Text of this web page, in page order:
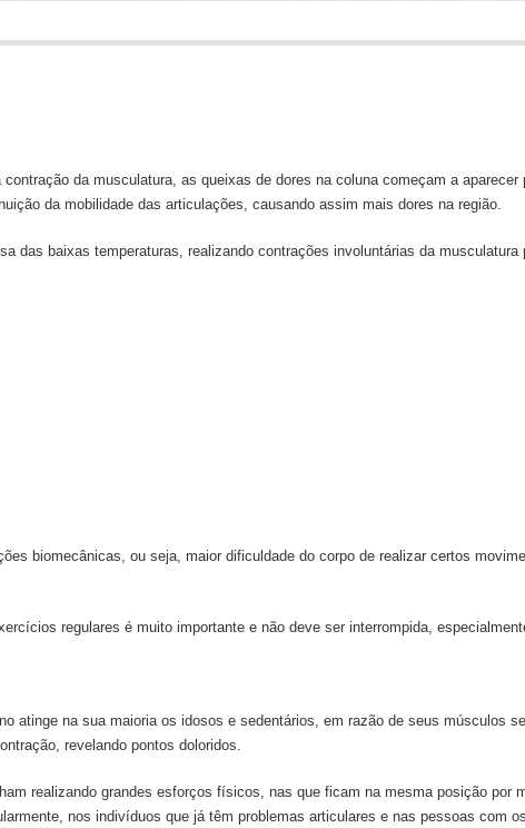
da musculatura, as queixas de dores na coluna começam a aparecer
da mobilidade das articulações, causando assim mais dores na região.
das baixas temperaturas, realizando contrações involuntárias da musculatura
biomecânicas, ou seja, maior dificuldade do corpo de realizar certos
regulares é muito importante e não deve ser interrompida,
atinge na sua maioria os idosos e sedentários, em razão de seus músculos
revelando pontos doloridos.
realizando grandes esforços físicos, nas que ficam na mesma posição por
nos indivíduos que já têm problemas articulares e nas pessoas com